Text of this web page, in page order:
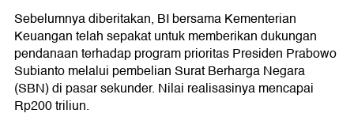
Sebelumnya diberitakan, BI bersama Kementerian
Keuangan telah sepakat untuk memberikan dukungan
pendanaan terhadap program prioritas Presiden Prabowo
Subianto melalui pembelian Surat Berharga Negara
(SBN) di pasar sekunder. Nilai realisasinya mencapai
Rp200 triliun.